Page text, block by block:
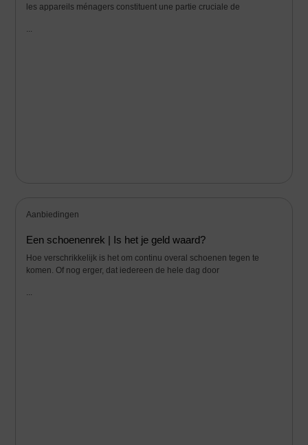
les appareils ménagers constituent une partie cruciale de
...
Aanbiedingen
Een schoenenrek | Is het je geld waard?
Hoe verschrikkelijk is het om continu overal schoenen tegen te
komen. Of nog erger, dat iedereen de hele dag door
...